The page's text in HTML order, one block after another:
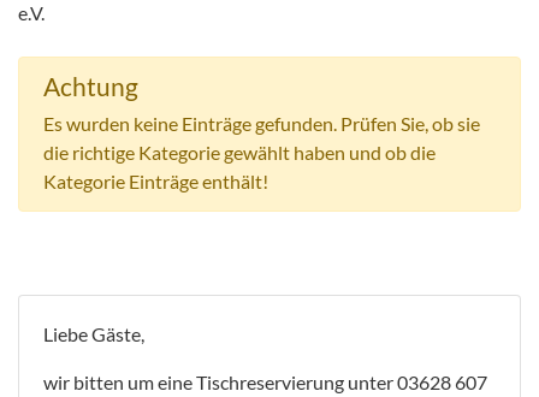
e.V.
Achtung
Es wurden keine Einträge gefunden. Prüfen Sie, ob sie
die richtige Kategorie gewählt haben und ob die
Kategorie Einträge enthält!
Liebe Gäste,
wir bitten um eine Tischreservierung unter 03628 607